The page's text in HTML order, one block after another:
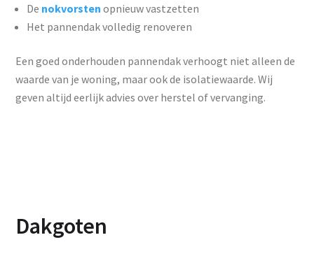
De nokvorsten opnieuw vastzetten
Het pannendak volledig renoveren
Een goed onderhouden pannendak verhoogt niet alleen de
waarde van je woning, maar ook de isolatiewaarde. Wij
geven altijd eerlijk advies over herstel of vervanging.
Dakgoten